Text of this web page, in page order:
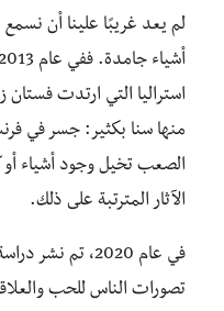
لم يعد غريبًا علينا أن
استراليا التي ارتدت فستان
الصعب تخيل وجود أشياء أو
الآثار المترتبة على ذلك.
في عام 2020، تم